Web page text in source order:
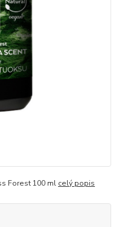
Forest 100 ml celý popis